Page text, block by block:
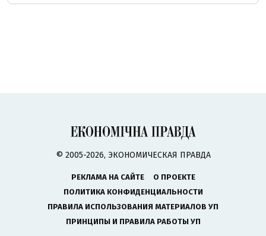
© 2005-2026, ЭКОНОМИЧЕСКАЯ ПРАВДА
РЕКЛАМА НА САЙТЕ
О ПРОЕКТЕ
ПОЛИТИКА КОНФИДЕНЦИАЛЬНОСТИ
ПРАВИЛА ИСПОЛЬЗОВАНИЯ МАТЕРИАЛОВ УП
ПРИНЦИПЫ И ПРАВИЛА РАБОТЫ УП